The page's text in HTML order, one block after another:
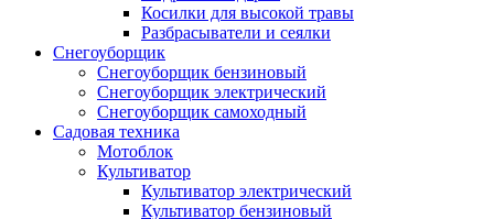
Косилки для высокой травы
Разбрасыватели и сеялки
Снегоуборщик
Снегоуборщик бензиновый
Снегоуборщик электрический
Снегоуборщик самоходный
Садовая техника
Мотоблок
Культиватор
Культиватор электрический
Культиватор бензиновый